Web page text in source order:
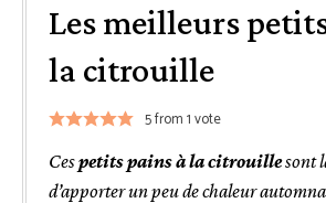
Les meilleurs
la citrouille
5from 1 vote
Cespetits pains à la citrouillesont
d’apporter un peu de chaleur